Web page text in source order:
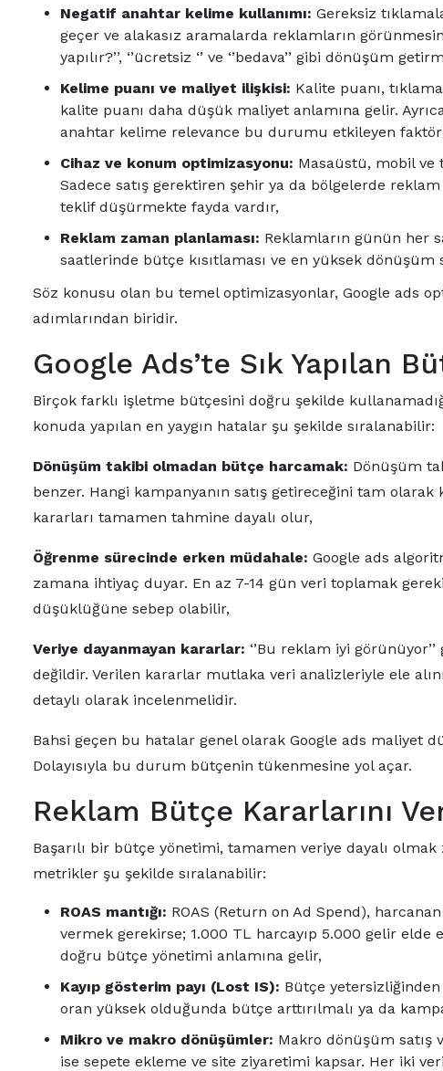
Negatif anahtar kelime kullanımı: Gereksiz
geçer ve alakasız aramalarda reklamların
yapılır?’’, ‘’ücretsiz ‘’ ve ‘’bedava’’ gibi dönüşüm
Kelime puanı ve maliyet ilişkisi: Kalite puanı,
kalite puanı daha düşük maliyet anlamına gelir.
anahtar kelime relevance bu durumu etkileyen
Cihaz ve konum optimizasyonu: Masaüstü, mobil ve
Sadece satış gerektiren şehir ya da bölgelerde
teklif düşürmekte fayda vardır,
Reklam zaman planlaması: Reklamların günün her
saatlerinde bütçe kısıtlaması ve en yüksek
Söz konusu olan bu temel optimizasyonlar, Google ads
adımlarından biridir.
Google Ads’te Sık Yapılan
Birçok farklı işletme bütçesini doğru şekilde
konuda yapılan en yaygın hatalar şu şekilde sıralanabilir:
Dönüşüm takibi olmadan bütçe harcamak: Dönüşüm
benzer. Hangi kampanyanın satış getireceğini tam
kararları tamamen tahmine dayalı olur,
Öğrenme sürecinde erken müdahale: Google ads
zamana ihtiyaç duyar. En az 7-14 gün veri toplamak
düşüklüğüne sebep olabilir,
Veriye dayanmayan kararlar: ‘’Bu reklam iyi
değildir. Verilen kararlar mutlaka veri analizleriyle ele
detaylı olarak incelenmelidir.
Bahsi geçen bu hatalar genel olarak Google ads maliyet
Dolayısıyla bu durum bütçenin tükenmesine yol açar.
Reklam Bütçe Kararlarını
Başarılı bir bütçe yönetimi, tamamen veriye dayalı
metrikler şu şekilde sıralanabilir:
ROAS mantığı: ROAS (Return on Ad Spend),
vermek gerekirse; 1.000 TL harcayıp 5.000 gelir elde
doğru bütçe yönetimi anlamına gelir,
Kayıp gösterim payı (Lost IS): Bütçe yetersizliğinden
oran yüksek olduğunda bütçe arttırılmalı ya da
Mikro ve makro dönüşümler: Makro dönüşüm satış
ise sepete ekleme ve site ziyaretimi kapsar. Her iki